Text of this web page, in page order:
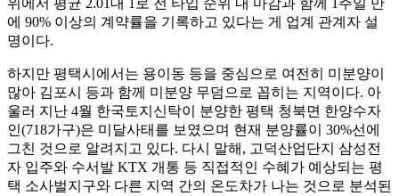
위에서 평균 2.01대 1로 전 타입 순위 내 마감과 함께 1주일 만
에 90% 이상의 계약률을 기록하고 있다는 게 업계 관계자 설
명이다.
하지만 평택시에서는 용이동 등을 중심으로 여전히 미분양이
많아 김포시 등과 함께 미분양 무덤으로 꼽히는 지역이다. 아
울러 지난 4월 한국토지신탁이 분양한 평택 청북면 한양수자
인(718가구)은 미달사태를 보였으며 현재 분양률이 30%선에
그친 것으로 알려지고 있다. 다시 말해, 고덕산업단지 삼성전
자 입주와 수서발 KTX 개통 등 직접적인 수혜가 예상되는 평
택 소사벌지구와 다른 지역 간의 온도차가 나는 것으로 분석된